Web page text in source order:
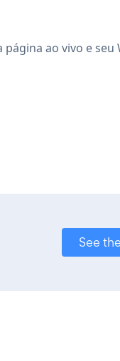
ao vivo e seu
See